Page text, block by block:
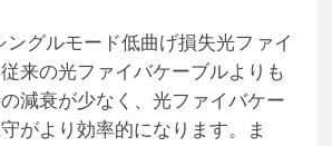
グルモード低曲げ損失光ファイ
来の光ファイバケーブルよりも
減衰が少なく、光ファイバケー
がより効率的になります。ま